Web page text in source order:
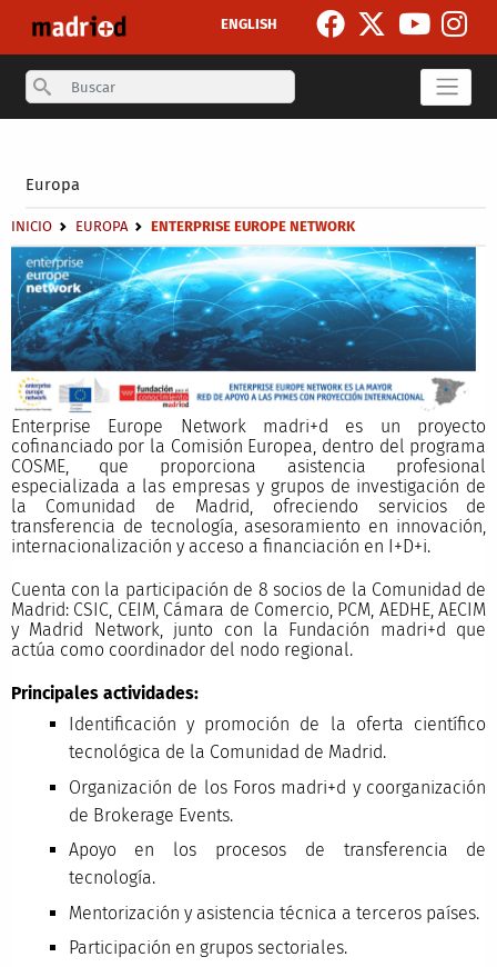
ENGLISH
Search
Europa
Sobrescribir enlaces de ayuda a la navegación
INICIO EUROPA ENTERPRISE EUROPE NETWORK
Enterprise Europe Network madri+d es un proyecto
cofinanciado por la Comisión Europea, dentro del programa
COSME, que proporciona asistencia profesional
especializada a las empresas y grupos de investigación de
la Comunidad de Madrid, ofreciendo servicios de
transferencia de tecnología, asesoramiento en innovación,
internacionalización y acceso a financiación en I+D+i.
Cuenta con la participación de 8 socios de la Comunidad de
Madrid: CSIC, CEIM, Cámara de Comercio, PCM, AEDHE, AECIM
y Madrid Network, junto con la Fundación madri+d que
actúa como coordinador del nodo regional.
Principales actividades:
Identificación y promoción de la oferta científico
tecnológica de la Comunidad de Madrid.
Organización de los Foros madri+d y coorganización
de Brokerage Events.
Apoyo en los procesos de transferencia de
tecnología.
Mentorización y asistencia técnica a terceros países.
Participación en grupos sectoriales.